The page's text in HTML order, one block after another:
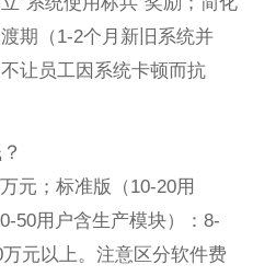
期（1-2个月新旧系统并
让员工因系统卡顿而抗
元；标准版（10-20用
50用户含生产模块）：8-
元以上。注意区分软件费